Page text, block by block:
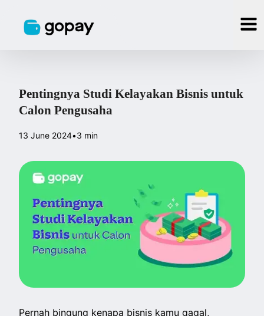
Pentingnya Studi Kelayakan Bisnis untuk
Calon Pengusaha
13 June 2024•3 min
Pernah bingung kenapa bisnis kamu gagal,